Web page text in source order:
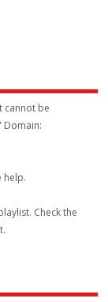
cannot be
Domain:
help.
Check the
.